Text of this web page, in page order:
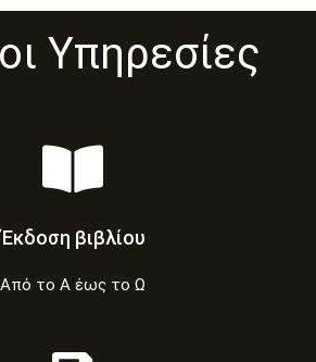
Yπηρεσίες
Έκδοση βιβλίου
Από το Α έως το Ω